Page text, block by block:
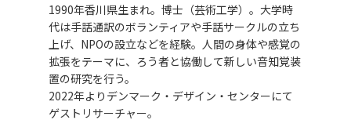
1990年香川県生まれ。博士（芸術工学）。大学時
代は手話通訳のボランティアや手話サークルの立ち
上げ、NPOの設立などを経験。人間の身体や感覚の
拡張をテーマに、ろう者と協働して新しい音知覚装
置の研究を行う。
2022年よりデンマーク・デザイン・センターにて
ゲストリサーチャー。